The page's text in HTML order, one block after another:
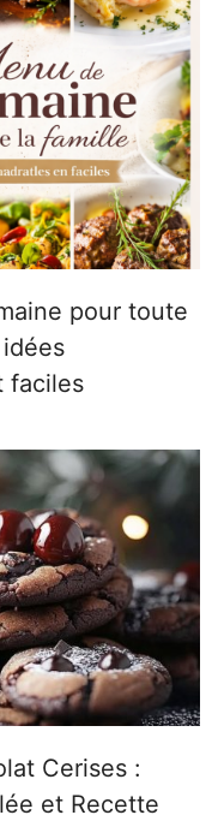
pour toute
faciles
Cerises :
et Recette